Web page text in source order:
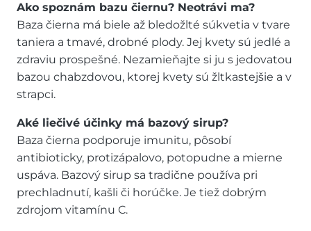
Ako spoznám bazu čiernu? Neotrávi ma?
Baza čierna má biele až bledožlté súkvetia v tvare
taniera a tmavé, drobné plody. Jej kvety sú jedlé a
zdraviu prospešné. Nezamieňajte si ju s jedovatou
bazou chabzdovou, ktorej kvety sú žltkastejšie a v
strapci.
Aké liečivé účinky má bazový sirup?
Baza čierna podporuje imunitu, pôsobí
antibioticky, protizápalovo, potopudne a mierne
uspáva. Bazový sirup sa tradične používa pri
prechladnutí, kašli či horúčke. Je tiež dobrým
zdrojom vitamínu C.